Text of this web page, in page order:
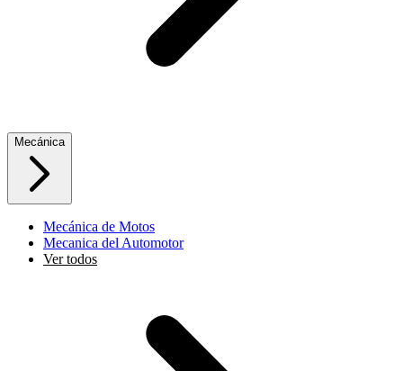
Mecánica
Mecánica de Motos
Mecanica del Automotor
Ver todos